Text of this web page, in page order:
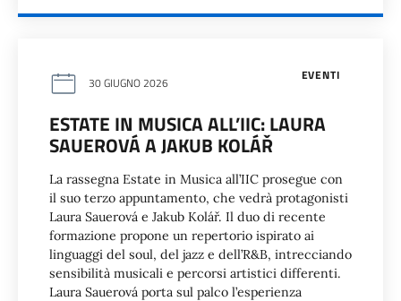
EVENTI
30 GIUGNO 2026
ESTATE IN MUSICA ALL’IIC: LAURA
SAUEROVÁ A JAKUB KOLÁŘ
La rassegna Estate in Musica all’IIC prosegue con
il suo terzo appuntamento, che vedrà protagonisti
Laura Sauerová e Jakub Kolář. Il duo di recente
formazione propone un repertorio ispirato ai
linguaggi del soul, del jazz e dell’R&B, intrecciando
sensibilità musicali e percorsi artistici differenti.
Laura Sauerová porta sul palco l’esperienza